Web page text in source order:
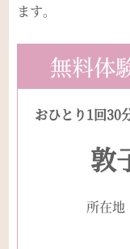
ます。
無料体
おひとり1回30
敦
所在地